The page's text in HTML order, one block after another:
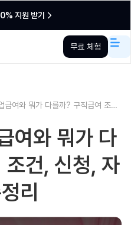
지원 받기
무료 체험
급여와 뭐가 다를까? 구직급여 조건,
여와 뭐가 다
조건, 신청, 자
리